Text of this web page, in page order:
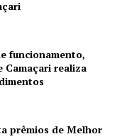
funcionamento,
Camaçari realiza
prêmios de Melhor